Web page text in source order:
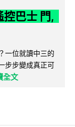
控巴士 門,
一位就讀中三的
步步變成真正可
全文